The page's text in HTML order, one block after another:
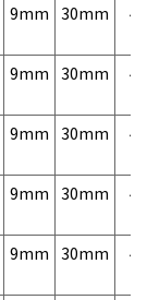
9mm 30mm
9mm 30mm
9mm 30mm
9mm 30mm
9mm 30mm